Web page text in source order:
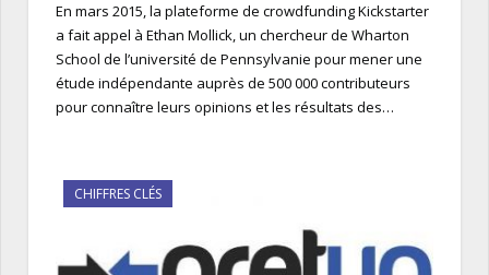
En mars 2015, la plateforme de crowdfunding Kickstarter
a fait appel à Ethan Mollick, un chercheur de Wharton
School de l’université de Pennsylvanie pour mener une
étude indépendante auprès de 500 000 contributeurs
pour connaître leurs opinions et les résultats des…
CHIFFRES CLÉS